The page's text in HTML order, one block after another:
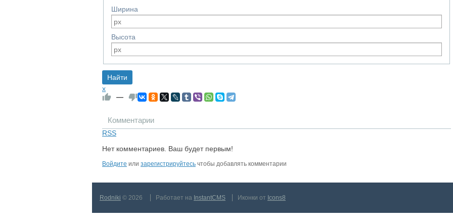
Ширина
Высота
x
—
Комментарии
RSS
Нет комментариев. Ваш будет первым!
Войдите или зарегистрируйтесь чтобы добавлять комментарии
Rodniki © 2026 Работает на InstantCMS Иконки от Icons8